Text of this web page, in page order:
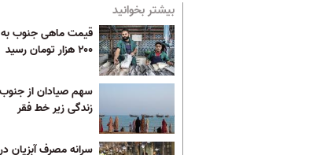
بیشتر بخوانید
قیمت ماهی جنوب به
۲۰۰ هزار تومان رسید
سهم صیادان از جنوب
زندگی زیر خط فقر
سرانه مصرف آبزیان در